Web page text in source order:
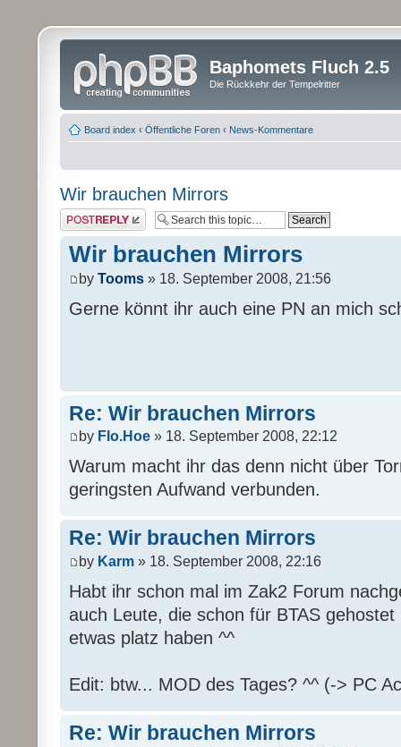
Baphomets Fluch 2.5
Die Rückkehr der Tempelritter
Board index ‹ Öffentliche Foren ‹ News-Kommentare
Wir brauchen Mirrors
Post a reply
Wir brauchen Mirrors
by Tooms » 18. September 2008, 21:56
Gerne könnt ihr auch eine PN an mich
Re: Wir brauchen Mirrors
by Flo.Hoe » 18. September 2008, 22:12
Warum macht ihr das denn nicht über
geringsten Aufwand verbunden.
Re: Wir brauchen Mirrors
by Karm » 18. September 2008, 22:16
Habt ihr schon mal im Zak2 Forum
auch Leute, die schon für BTAS
etwas platz haben ^^
Edit: btw... MOD des Tages? ^^ (-> PC
Re: Wir brauchen Mirrors